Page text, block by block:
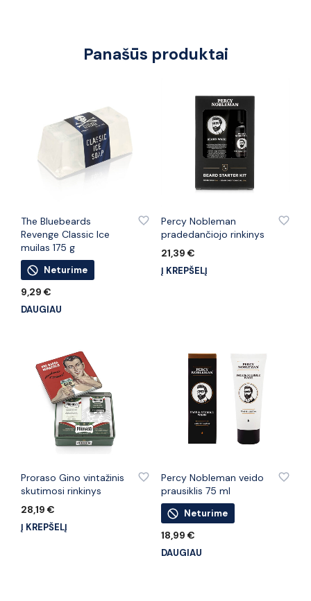
Panašūs produktai
The Bluebeards
Revenge Classic Ice
muilas 175 g
Neturime
9,29 €
DAUGIAU
Percy Nobleman
pradedančiojo rinkinys
21,39 €
Į KREPŠELĮ
Proraso Gino vintažinis
skutimosi rinkinys
28,19 €
Į KREPŠELĮ
Percy Nobleman veido
prausiklis 75 ml
Neturime
18,99 €
DAUGIAU